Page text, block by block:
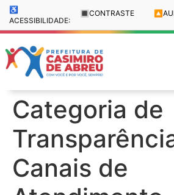
♿
ACESSIBILIDADE:
🔳 CONTRASTE 🔼
Categoria de
Canais de